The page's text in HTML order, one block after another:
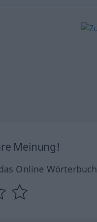
Meinung!
Online